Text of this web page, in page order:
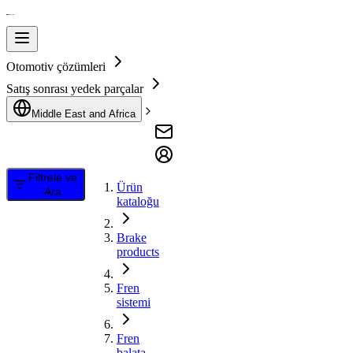
Otomotiv çözümleri
Satış sonrası yedek parçalar
Middle East and Africa
Filtrele ve
Ara
Ürün
kataloğu
Brake
products
Fren
sistemi
Fren